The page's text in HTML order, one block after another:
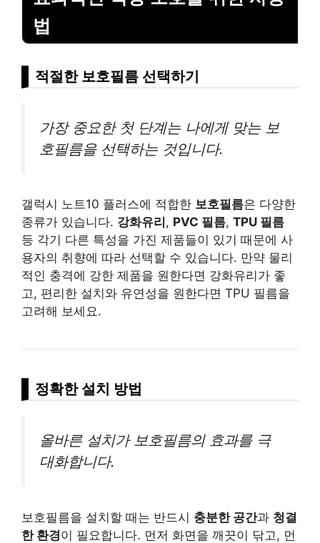
법
적절한 보호필름 선택하기
가장 중요한 첫 단계는 나에게 맞는 보
호필름을 선택하는 것입니다.
갤럭시 노트10 플러스에 적합한 보호필름은 다양한
종류가 있습니다. 강화유리 , PVC 필름, TPU 필름
등 각기 다른 특성을 가진 제품들이 있기 때문에 사
용자의 취향에 따라 선택할 수 있습니다. 만약 물리
적인 충격에 강한 제품을 원한다면 강화유리가 좋
고, 편리한 설치와 유연성을 원한다면 TPU 필름을
고려해 보세요.
정확한 설치 방법
올바른 설치가 보호필름의 효과를 극
대화합니다.
보호필름을 설치할 때는 반드시 충분한 공간과 청결
한 환경이 필요합니다. 먼저 화면을 깨끗이 닦고, 먼